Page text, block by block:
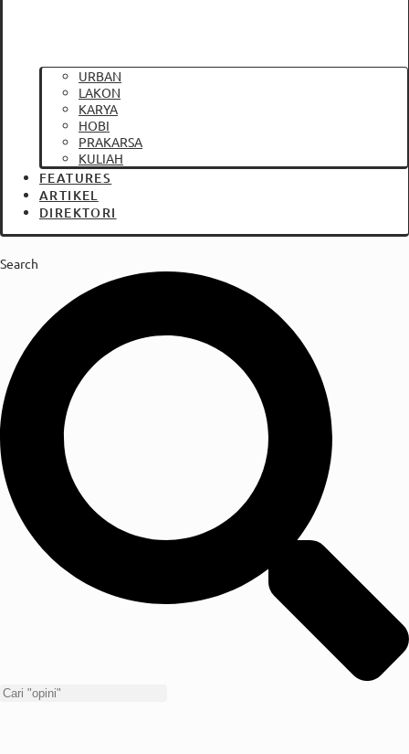
URBAN
LAKON
KARYA
HOBI
PRAKARSA
KULIAH
FEATURES
ARTIKEL
DIREKTORI
Search